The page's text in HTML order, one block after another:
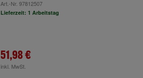
Art.-Nr. 97812507
Lieferzeit: 1 Arbeitstag
51,98 €
inkl. MwSt.